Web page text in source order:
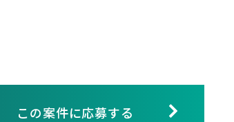
この案件に応募する